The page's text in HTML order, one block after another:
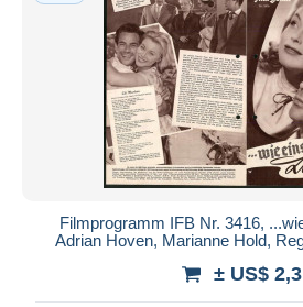
Filmprogramm IFB Nr. 3416,
Adrian Hoven, Marianne Hold,
± US$